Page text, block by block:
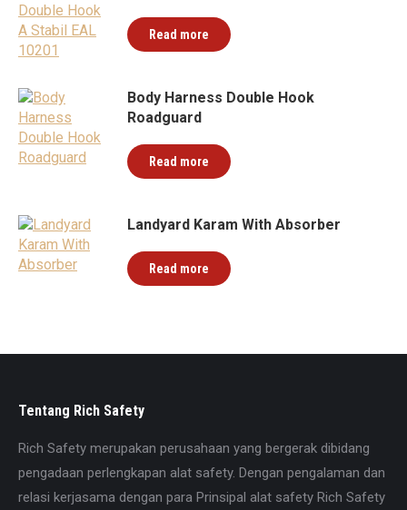
Read more
Body Harness Double Hook
Roadguard
Read more
Landyard Karam With Absorber
Read more
Tentang Rich Safety
Rich Safety merupakan perusahaan yang bergerak dibidang
pengadaan perlengkapan alat safety. Dengan pengalaman dan
relasi kerjasama dengan para Prinsipal alat safety Rich Safety